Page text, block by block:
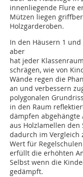
innenliegende Flure
Mützen liegen
Holzgarderoben.
In den Häusern 1
aber
hat jeder
schrägen, wie von
Wände regen die
an und verbessern
polygonalen
in den Raum
dämpfen abgehängte
aus Holzlamellen den
dadurch im Vergleich
Wert für
erfüllt die erhöhten
Selbst wenn die
gedämpft.